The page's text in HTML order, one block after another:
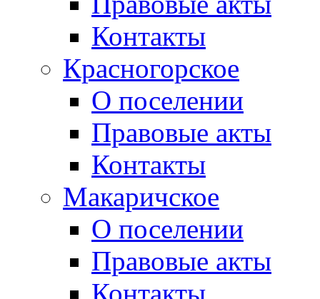
Контакты
Красногорское
О поселении
Правовые акты
Контакты
Макаричское
О поселении
Правовые акты
Контакты